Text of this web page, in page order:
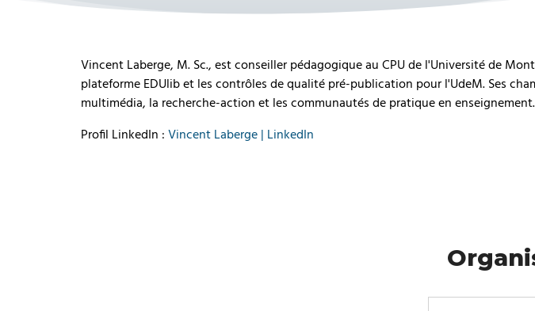
Vincent Laberge, M. Sc., est conseiller pédagogique au CPU de l'Université de
plateforme EDUlib et les contrôles de qualité pré-publication pour l'UdeM. Ses
multimédia, la recherche-action et les communautés de pratique en enseignement.
Profil LinkedIn : Vincent Laberge | LinkedIn